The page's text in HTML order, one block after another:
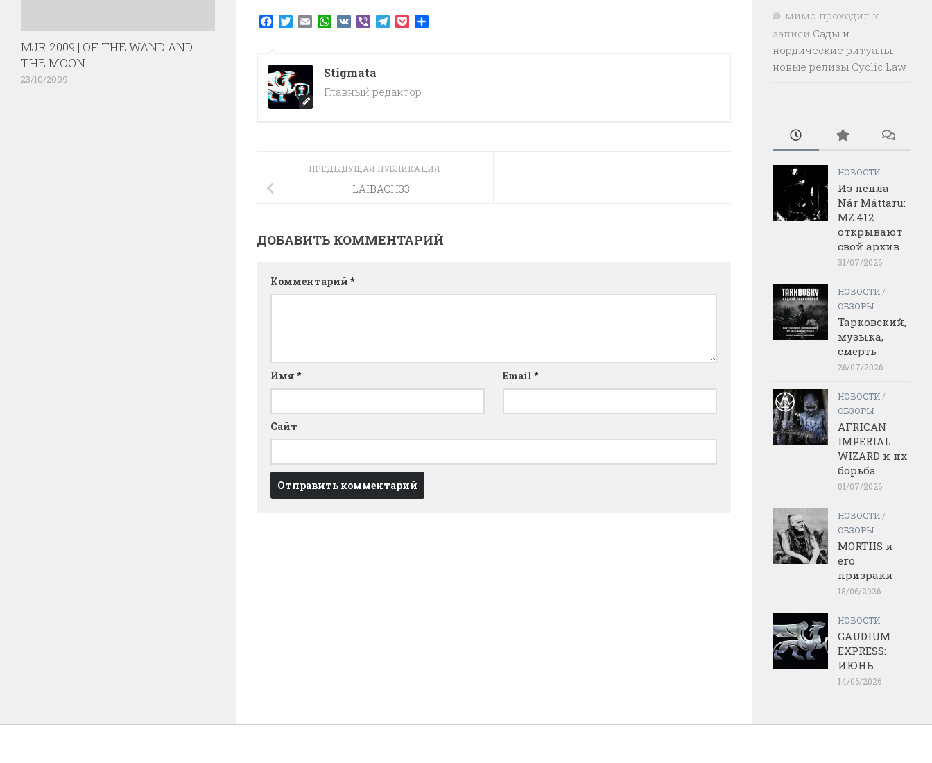
Facebook
TwitterEmailWhatsApp
VK ViberTelegram
Pocket
Stigmata
Главный редактор
ПРЕДЫДУЩАЯ ПУБЛИКАЦИЯ
LAIBACH33
ДОБАВИТЬ КОММЕНТАРИЙ
Комментарий *
Имя * Email *
Сайт
MJR 2009 | OF THE WAND AND
THE MOON
23/10/2009
мимо проходил к
записи Сады и
нордические ритуалы:
новые релизы Cyclic Law
НОВОСТИ
Из пепла
Nár Máttaru:
MZ.412
открывают
свой архив
31/07/2026
НОВОСТИ /
ОБЗОРЫ
Тарковский,
музыка,
смерть
26/07/2026
НОВОСТИ /
ОБЗОРЫ
AFRICAN
IMPERIAL
WIZARD и их
борьба
01/07/2026
НОВОСТИ /
ОБЗОРЫ
MORTIIS и
его
призраки
18/06/2026
НОВОСТИ
GAUDIUM
EXPRESS:
ИЮНЬ
14/06/2026